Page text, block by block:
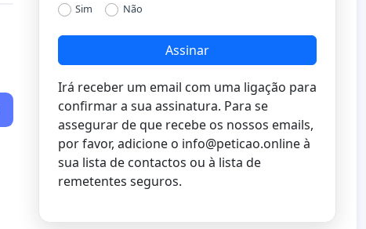
Sim Não
Assinar
Irá receber um email com uma ligação para
confirmar a sua assinatura. Para se
assegurar de que recebe os nossos emails,
por favor, adicione o info@peticao.onlineà
sua lista de contactos ou à lista de
remetentes seguros.